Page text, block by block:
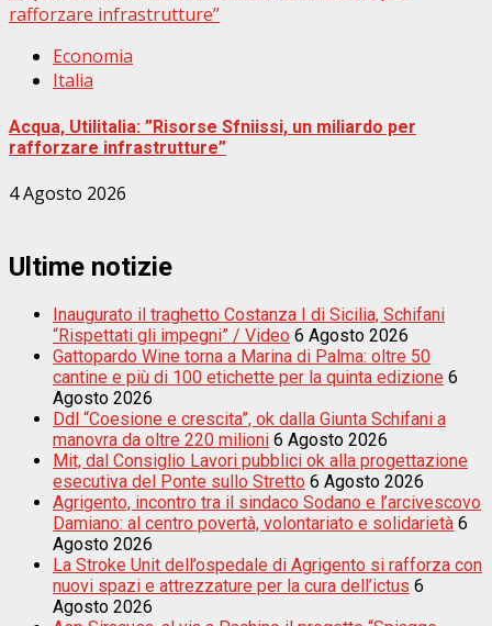
rafforzare infrastrutture”
Economia
Italia
Acqua, Utilitalia: ”Risorse Sfniissi, un miliardo per
rafforzare infrastrutture”
4 Agosto 2026
Ultime notizie
Inaugurato il traghetto Costanza I di Sicilia, Schifani
“Rispettati gli impegni” / Video 6 Agosto 2026
Gattopardo Wine torna a Marina di Palma: oltre 50
cantine e più di 100 etichette per la quinta edizione 6
Agosto 2026
Ddl “Coesione e crescita”, ok dalla Giunta Schifani a
manovra da oltre 220 milioni 6 Agosto 2026
Mit, dal Consiglio Lavori pubblici ok alla progettazione
esecutiva del Ponte sullo Stretto 6 Agosto 2026
Agrigento, incontro tra il sindaco Sodano e l’arcivescovo
Damiano: al centro povertà, volontariato e solidarietà 6
Agosto 2026
La Stroke Unit dell’ospedale di Agrigento si rafforza con
nuovi spazi e attrezzature per la cura dell’ictus 6
Agosto 2026